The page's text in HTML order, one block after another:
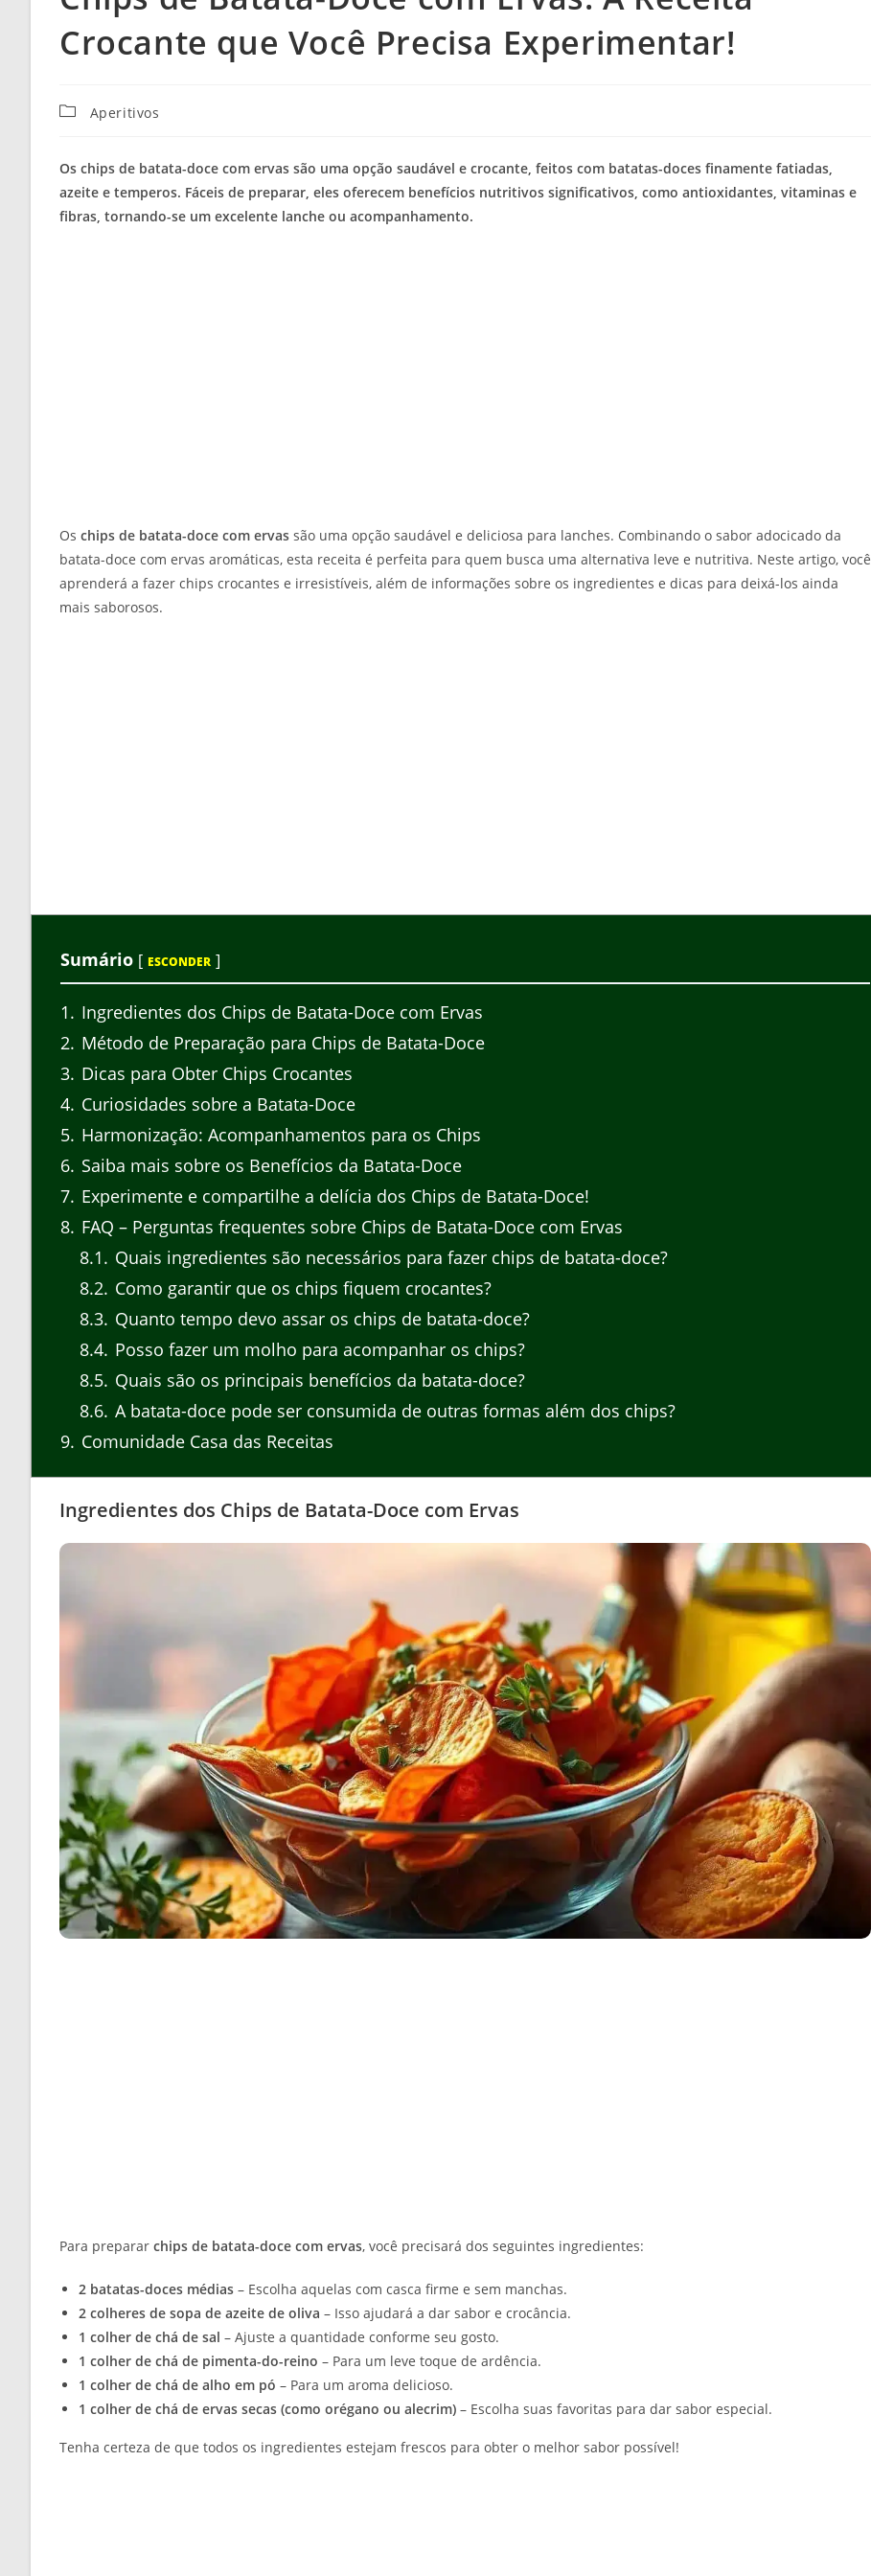
Crocante que Você Precisa Experimentar!
Categoria
Aperitivos
Os chips de batata-doce com ervas são uma opção saudável e crocante, feitos com batatas-doces finamente fatiadas,
azeite e temperos. Fáceis de preparar, eles oferecem benefícios nutritivos significativos, como antioxidantes, vitaminas e
fibras, tornando-se um excelente lanche ou acompanhamento.
Os chips de batata-doce com ervas são uma opção saudável e deliciosa para lanches. Combinando o sabor adocicado da
batata-doce com ervas aromáticas, esta receita é perfeita para quem busca uma alternativa leve e nutritiva. Neste artigo, você
aprenderá a fazer chips crocantes e irresistíveis, além de informações sobre os ingredientes e dicas para deixá-los ainda
mais saborosos.
Sumário [ ESCONDER ]
1
Ingredientes dos Chips de Batata-Doce com Ervas
2 Método de Preparação para Chips de Batata-Doce
3 Dicas para Obter Chips Crocantes
4 Curiosidades sobre a Batata-Doce
5 Harmonização: Acompanhamentos para os Chips
6 Saiba mais sobre os Benefícios da Batata-Doce
7 Experimente e compartilhe a delícia dos Chips de Batata-Doce!
8 FAQ – Perguntas frequentes sobre Chips de Batata-Doce com Ervas
8.1
Quais ingredientes são necessários para fazer chips de batata-doce?
8.2 Como garantir que os chips fiquem crocantes?
8.3 Quanto tempo devo assar os chips de batata-doce?
8.4 Posso fazer um molho para acompanhar os chips?
8.5 Quais são os principais benefícios da batata-doce?
8.6 A batata-doce pode ser consumida de outras formas além dos chips?
9 Comunidade Casa das Receitas
Ingredientes dos Chips de Batata-Doce com Ervas
Para preparar chips de batata-doce com ervas, você precisará dos seguintes ingredientes:
2 batatas-doces médias – Escolha aquelas com casca firme e sem manchas.
2 colheres de sopa de azeite de oliva – Isso ajudará a dar sabor e crocância.
1 colher de chá de sal – Ajuste a quantidade conforme seu gosto.
1 colher de chá de pimenta-do-reino – Para um leve toque de ardência.
1 colher de chá de alho em pó – Para um aroma delicioso.
1 colher de chá de ervas secas (como orégano ou alecrim) – Escolha suas favoritas para dar sabor especial.
Tenha certeza de que todos os ingredientes estejam frescos para obter o melhor sabor possível!